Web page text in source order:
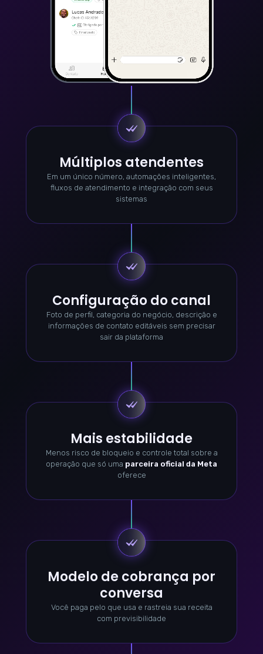
Múltiplos atendentes
Em um único número, automações inteligentes,
fluxos de atendimento e integração com seus
sistemas
Configuração do canal
Foto de perfil, categoria do negócio, descrição e
informações de contato editáveis sem precisar
sair da plataforma
Mais estabilidade
Menos risco de bloqueio e controle total sobre a
operação que só uma parceira oficial da Meta
oferece
Modelo de cobrança por
conversa
Você paga pelo que usa e rastreia sua receita
com previsibilidade